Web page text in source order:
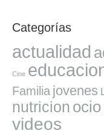
Categorías
actualidad
Cine
Familia jovenes
nutricion ocio
videos